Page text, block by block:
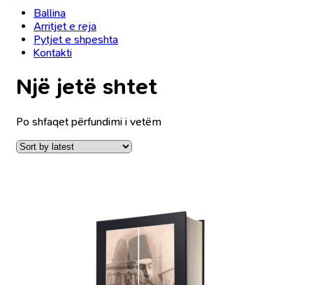
Ballina
Arritjet e reja
Pytjet e shpeshta
Kontakti
Një jetë shtet
Po shfaqet përfundimi i vetëm